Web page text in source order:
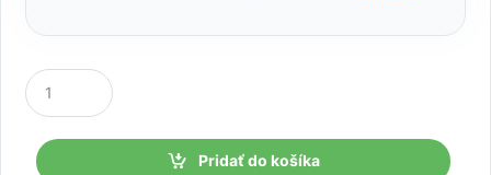
P
o
č
Pridať do košíka